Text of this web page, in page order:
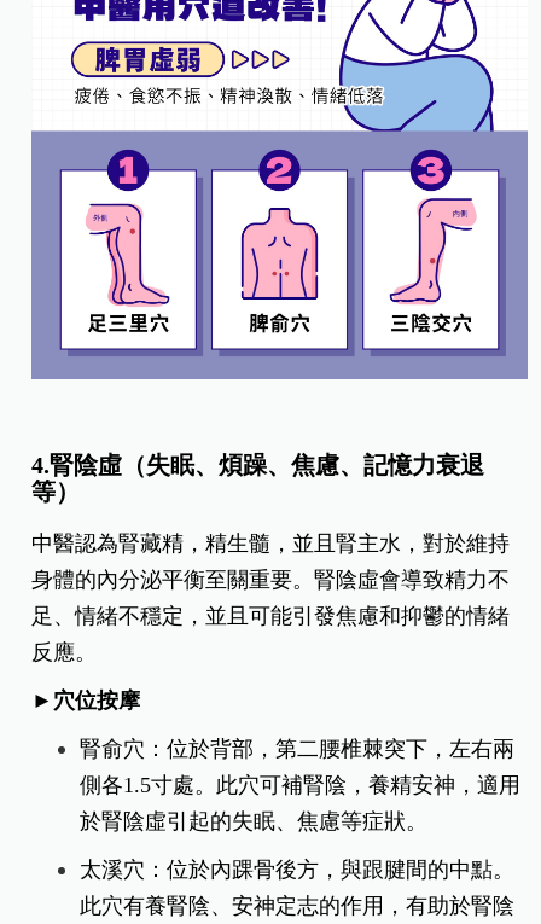
4.腎陰虛（失眠、煩躁、焦慮、記憶力衰退
等）
中醫認為腎藏精，精生髓，並且腎主水，對於維持
身體的內分泌平衡至關重要。腎陰虛會導致精力不
足、情緒不穩定，並且可能引發焦慮和抑鬱的情緒
反應。
►穴位按摩
腎俞穴：位於背部，第二腰椎棘突下，左右兩
側各1.5寸處。此穴可補腎陰，養精安神，適用
於腎陰虛引起的失眠、焦慮等症狀。
太溪穴：位於內踝骨後方，與跟腱間的中點。
此穴有養腎陰、安神定志的作用，有助於腎陰